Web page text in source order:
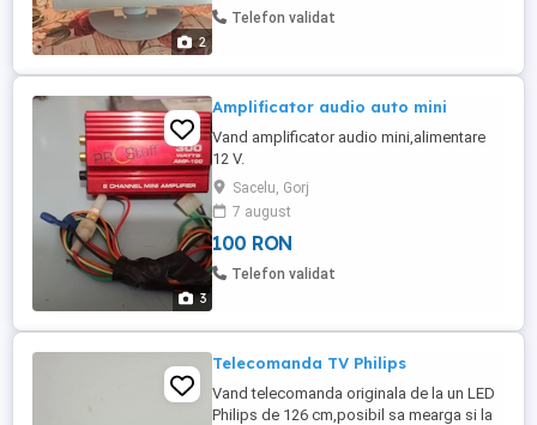
2
Telefon validat
3
Amplificator audio auto mini
Vand amplificator audio mini,alimentare
12 V.
Sacelu, Gorj
7 august
100 RON
Telefon validat
Telecomanda TV Philips
Vand telecomanda originala de la un LED
Philips de 126 cm,posibil sa mearga si la